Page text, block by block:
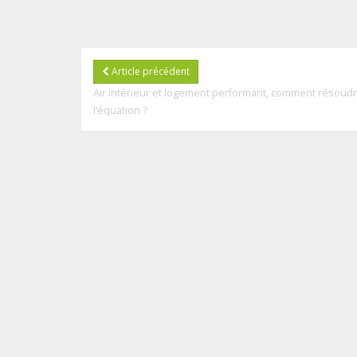
Article précédent
Air intérieur et logement performant, comment
l’équation ?